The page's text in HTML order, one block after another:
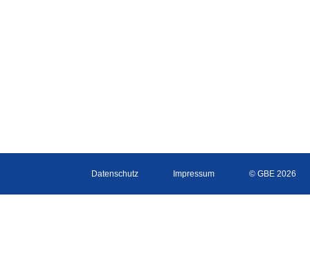
Datenschutz Impressum © GBE 2026